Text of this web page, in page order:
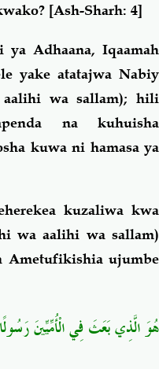
[Ash-Sharh: 4]
Adhaana, Iqaamah
yake atatajwa Nabiy
aalihi wa sallam); hili
na kuhuisha
kuwa ni hamasa ya
kuzaliwa kwa
wa aalihi wa sallam)
Ametufikishia ujumbe
هُوَ الَّذِي بَعَثَ فِي الْأُمِّيِّينَ